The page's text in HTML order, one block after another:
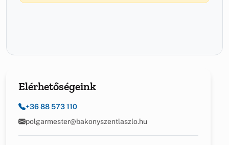
Elérhetőségeink
+36 88 573 110
polgarmester@bakonyszentlaszlo.hu